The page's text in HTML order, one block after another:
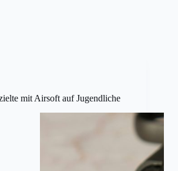
mit Airsoft auf Jugendliche